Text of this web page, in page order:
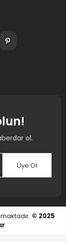
ol.
Üye Ol
© 2025